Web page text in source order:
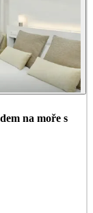
na moře s